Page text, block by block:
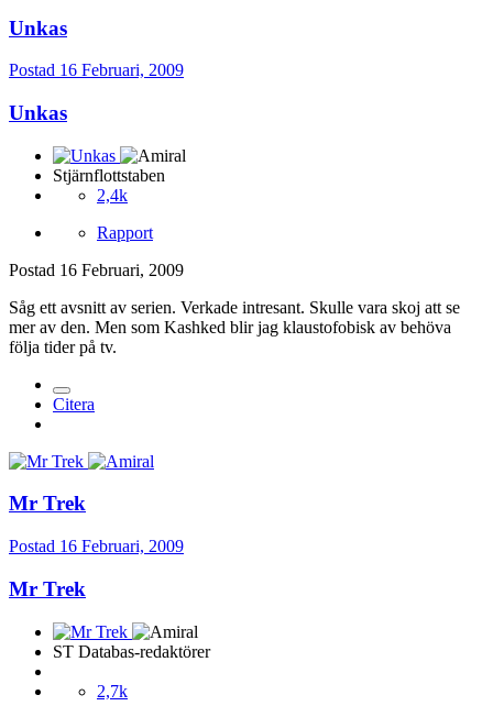
Unkas
Postad 16 Februari, 2009
Unkas
Stjärnflottstaben
2,4k
Rapport
Postad 16 Februari, 2009
Såg ett avsnitt av serien. Verkade intresant. Skulle vara skoj att se
mer av den. Men som Kashked blir jag klaustofobisk av behöva
följa tider på tv.
Citera
Mr Trek
Postad 16 Februari, 2009
Mr Trek
ST Databas-redaktörer
2,7k